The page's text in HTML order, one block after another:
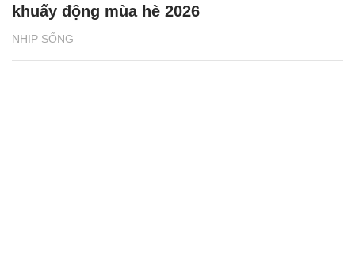
NHỊP SỐNG
khuấy động mùa hè 2026